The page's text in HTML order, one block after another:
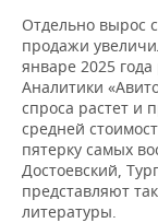
ФИГУРНОЕ
ВОДНЫЕ
ХОККЕЙ С
МЕДИЦИНА
ОБРАЗОВАНИЕ
Отдельно вырос
продажи
январе 2025
Аналитики
спроса растет и
средней
пятерку самых
Достоевский,
представляют
литературы.